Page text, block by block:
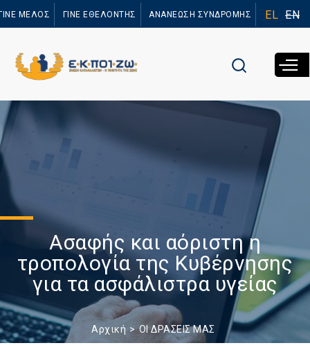
προς το
ΜΕΛΟΣ ΓΙΝΕ ΕΘΕΛΟΝΤΗΣ ΑΝΑΝΕΩΣΗ ΣΥΝΔΡΟΜΗΣ EL EN
Ασαφής και αόριστη η
τροπολογία της Κυβέρνησης
για τα ασφάλιστρα υγείας
Αρχική ΟΙ ΔΡΑΣΕΙΣ ΜΑΣ